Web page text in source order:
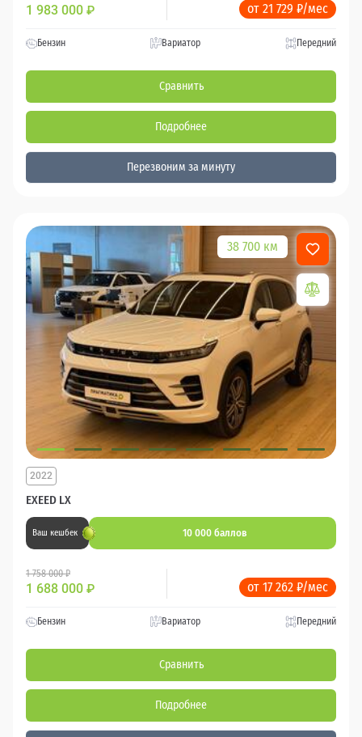
1 983 000 ₽ от 21 729 ₽/мес
Бензин Вариатор Передний
Сравнить
Подробнее
Перезвоним за минуту
38 700 км
EXEED LX
2022
Ваш кешбек 10 000 баллов
1 758 000 ₽
1 688 000 ₽ от 17 262 ₽/мес
Бензин Вариатор Передний
Сравнить
Подробнее